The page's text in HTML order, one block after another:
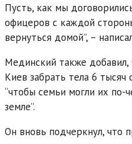
Пусть, как мы
офицеров с каждой
вернуться домой”, –
Мединский также добавил,
Киев забрать тела 6
“чтобы семьи могли их по-
земле”.
Он вновь подчеркнул, что